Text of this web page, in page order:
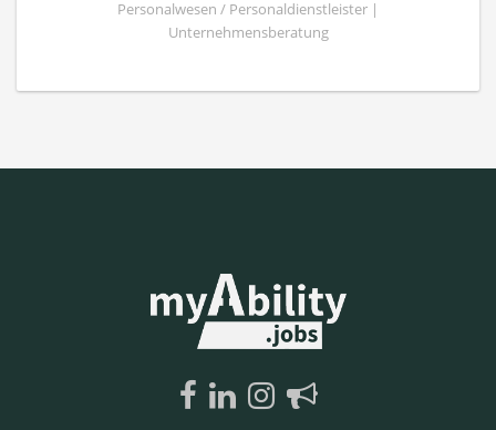
Personalwesen / Personaldienstleister |
Unternehmensberatung